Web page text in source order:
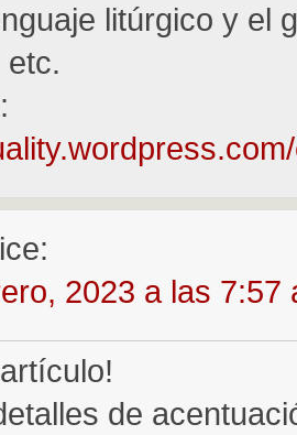
litúrgico y el
2023 a las 7:57
de